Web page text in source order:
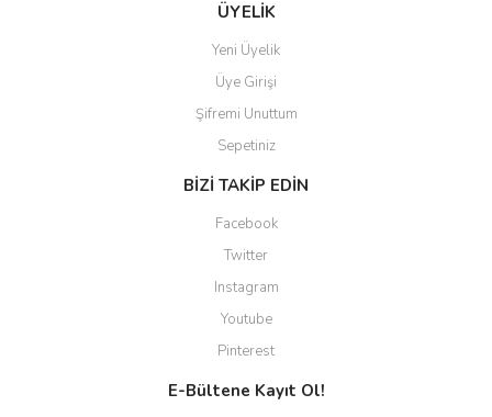
ÜYELİK
Yeni Üyelik
Üye Girişi
Şifremi Unuttum
Sepetiniz
BİZİ TAKİP EDİN
Facebook
Twitter
Instagram
Youtube
Pinterest
E-Bültene Kayıt Ol!